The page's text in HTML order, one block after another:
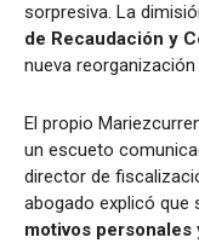
sorpresiva. La
de Recaudación y
nueva
El propio
un escueto
director de
abogado explicó que
motivos personales